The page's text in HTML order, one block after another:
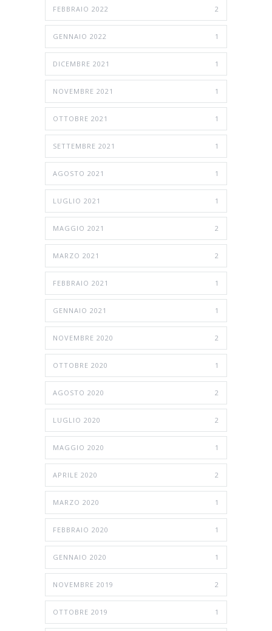
FEBBRAIO 2022 2
GENNAIO 2022 1
DICEMBRE 2021 1
NOVEMBRE 2021 1
OTTOBRE 2021 1
SETTEMBRE 2021 1
AGOSTO 2021 1
LUGLIO 2021 1
MAGGIO 2021 2
MARZO 2021 2
FEBBRAIO 2021 1
GENNAIO 2021 1
NOVEMBRE 2020 2
OTTOBRE 2020 1
AGOSTO 2020 2
LUGLIO 2020 2
MAGGIO 2020 1
APRILE 2020 2
MARZO 2020 1
FEBBRAIO 2020 1
GENNAIO 2020 1
NOVEMBRE 2019 2
OTTOBRE 2019 1